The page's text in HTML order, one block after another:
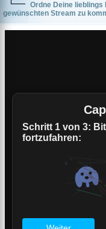
Ordne Deine
gewünschten Stream zu